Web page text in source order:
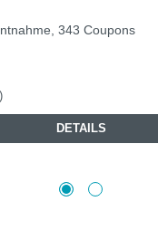
343 Coupons
DETAILS